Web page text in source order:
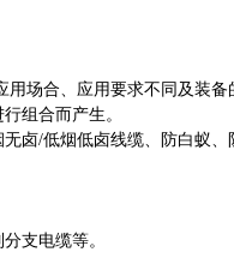
合、应用要求不同及装备
组合而产生。
/低烟低卤线缆、防白蚁、
支电缆等。